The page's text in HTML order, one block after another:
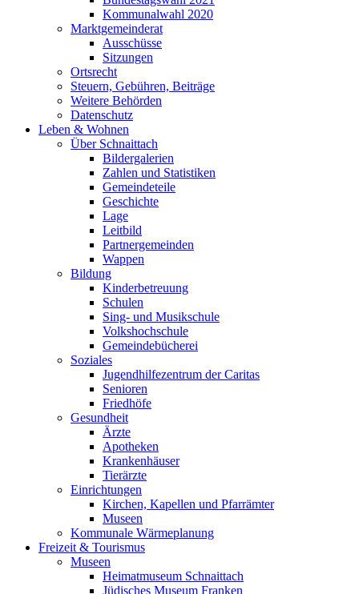
Kommunalwahl 2020
Marktgemeinderat
Ausschüsse
Sitzungen
Ortsrecht
Steuern, Gebühren, Beiträge
Weitere Behörden
Datenschutz
Leben & Wohnen
Über Schnaittach
Bildergalerien
Zahlen und Statistiken
Gemeindeteile
Geschichte
Lage
Leitbild
Partnergemeinden
Wappen
Bildung
Kinderbetreuung
Schulen
Sing- und Musikschule
Volkshochschule
Gemeindebücherei
Soziales
Jugendhilfezentrum der Caritas
Senioren
Friedhöfe
Gesundheit
Ärzte
Apotheken
Krankenhäuser
Tierärzte
Einrichtungen
Kirchen, Kapellen und Pfarrämter
Museen
Kommunale Wärmeplanung
Freizeit & Tourismus
Museen
Heimatmuseum Schnaittach
Jüdisches Museum Franken